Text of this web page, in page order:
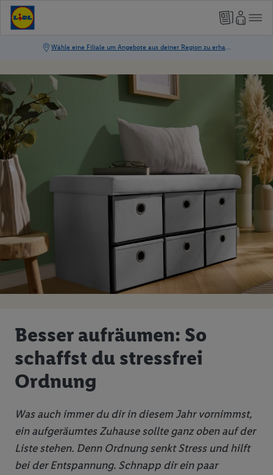
Besser aufräumen: So
schaffst du stressfrei
Ordnung
Was auch immer du dir in diesem Jahr vornimmst,
ein aufgeräumtes Zuhause sollte ganz oben auf der
Liste stehen. Denn Ordnung senkt Stress und hilft
bei der Entspannung. Schnapp dir ein paar